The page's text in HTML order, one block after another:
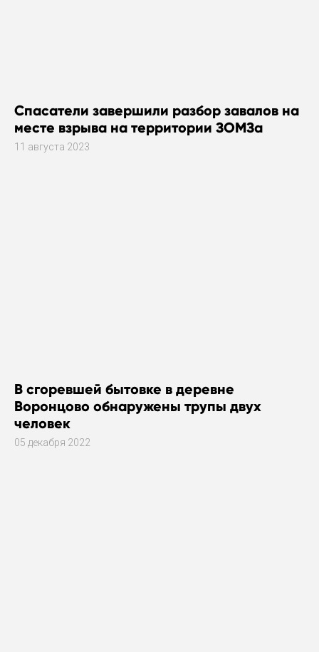
Спасатели завершили разбор завалов на
месте взрыва на территории ЗОМЗа
11 августа 2023
В сгоревшей бытовке в деревне
Воронцово обнаружены трупы двух
человек
05 декабря 2022